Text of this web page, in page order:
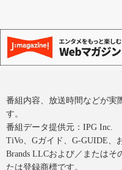
番組内容、放送時間などが実
す。
番組データ提供元：IPG Inc.
TiVo、Gガイド、G-GUIDE、
Brands LLCおよび／またはそ
たは登録商標です。